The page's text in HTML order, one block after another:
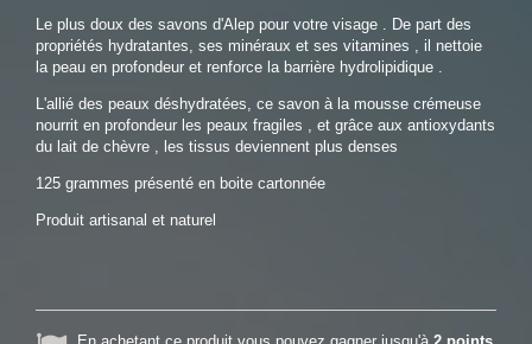
Le plus doux des savons d'Alep pour votre visage . De part des
propriétés hydratantes, ses minéraux et ses vitamines , il nettoie
la peau en profondeur et renforce la barrière hydrolipidique .
L'allié des peaux déshydratées, ce savon à la mousse crémeuse
nourrit en profondeur les peaux fragiles , et grâce aux antioxydants
du lait de chèvre , les tissus deviennent plus denses
125 grammes présenté en boite cartonnée
Produit artisanal et naturel